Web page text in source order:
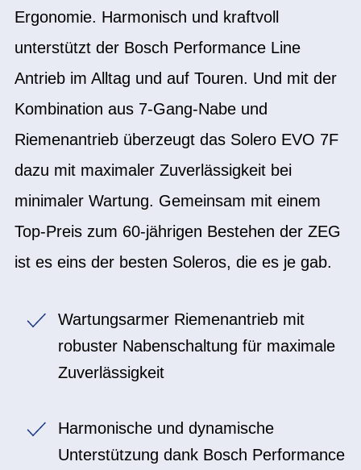
Ergonomie. Harmonisch und kraftvoll
unterstützt der Bosch Performance Line
Antrieb im Alltag und auf Touren. Und mit der
Kombination aus 7-Gang-Nabe und
Riemenantrieb überzeugt das Solero EVO 7F
dazu mit maximaler Zuverlässigkeit bei
minimaler Wartung. Gemeinsam mit einem
Top-Preis zum 60-jährigen Bestehen der ZEG
ist es eins der besten Soleros, die es je gab.
Wartungsarmer Riemenantrieb mit
robuster Nabenschaltung für maximale
Zuverlässigkeit
Harmonische und dynamische
Unterstützung dank Bosch Performance